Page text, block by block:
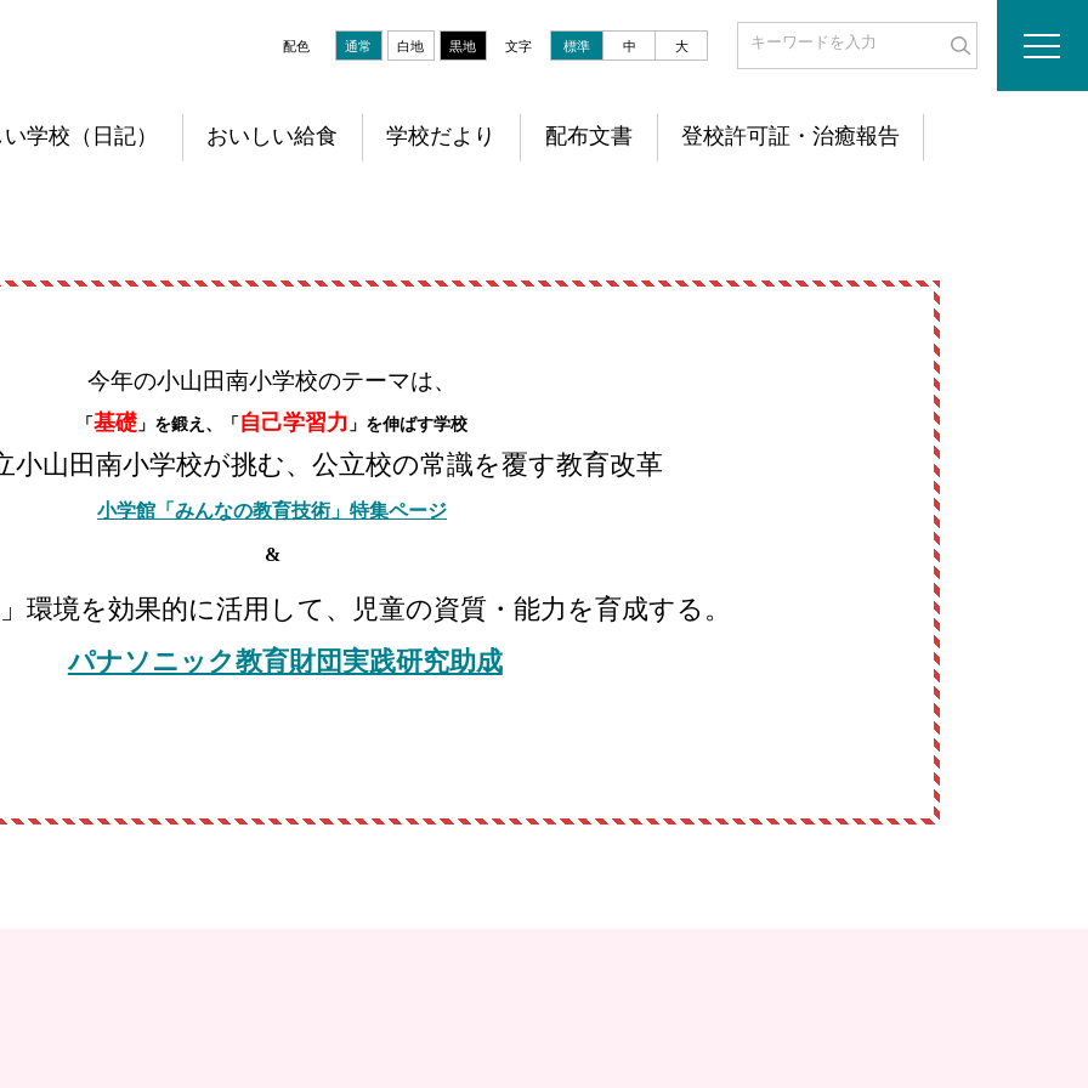
配色 通常 白地 黒地 文字 標準 中 大
学校（日記） おいしい給食 学校だより 配布文書 登校許可証・治癒報告
今年の小山田南小学校のテーマは、
「 基礎 」を鍛え、「 自己学習力 」を伸ばす学校
小山田南小学校が挑む、公立校の常識を覆す教育改革
小学館「みんなの教育技術」特集ページ
&
」環境を効果的に活用して、児童の資質・能力を育成する。
パナソニック教育財団実践研究助成